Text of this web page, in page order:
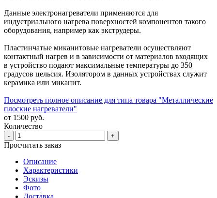
Данные электронагреватели применяются для
индустриального нагрева поверхностей компонентов такого
оборудования, например как экструдеры.
Пластинчатые миканитовые нагреватели осуществляют
контактный нагрев и в зависимости от материалов входящих
в устройство подают максимальные температуры до 350
градусов цельсия. Изолятором в данных устройствах служит
керамика или миканит.
Посмотреть полное описание для типа товара "Металлические
плоские нагреватели"
от 1500 руб.
Количество
- +
Просчитать заказ
Описание
Характеристики
Эскизы
Фото
Доставка